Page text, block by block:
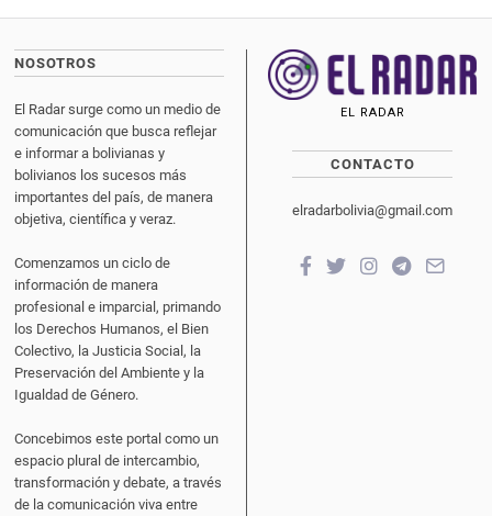
NOSOTROS
El Radar surge como un medio de
comunicación que busca reflejar
e informar a bolivianas y
bolivianos los sucesos más
importantes del país, de manera
objetiva, científica y veraz.
Comenzamos un ciclo de
información de manera
profesional e imparcial, primando
los Derechos Humanos, el Bien
Colectivo, la Justicia Social, la
Preservación del Ambiente y la
Igualdad de Género.
Concebimos este portal como un
espacio plural de intercambio,
transformación y debate, a través
de la comunicación viva entre
EL RADAR
CONTACTO
elradarbolivia@gmail.com